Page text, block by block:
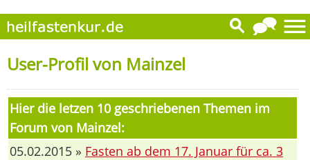
User-Profil von Mainzel
Hier die letzen 10 geschriebenen Themen im
Forum von Mainzel:
05.02.2015 » Fasten ab dem 17. Januar für ca. 3